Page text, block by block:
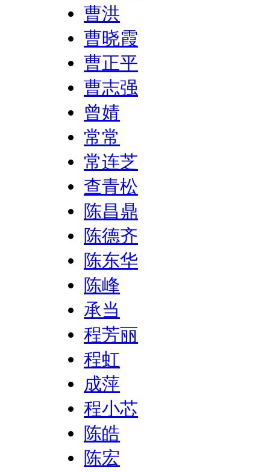
曹洪
曹晓霞
曹正平
曹志强
曾婧
常常
常连芝
查青松
陈昌鼎
陈德齐
陈东华
陈峰
承当
程芳丽
程虹
成萍
程小芯
陈皓
陈宏